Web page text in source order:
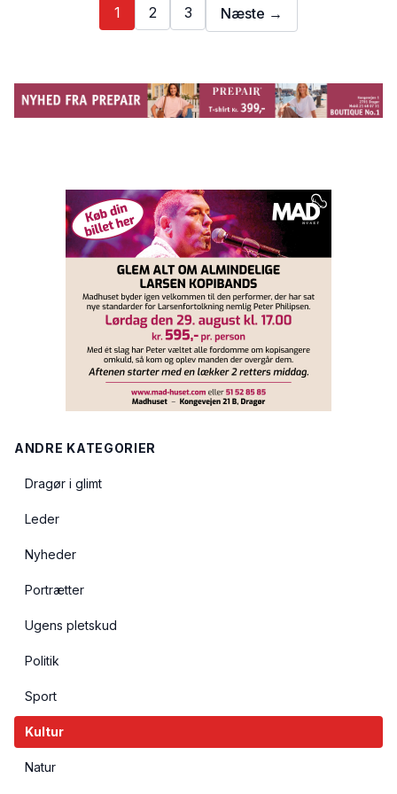
1 2 3 Næste →
ANDRE KATEGORIER
Dragør i glimt
Leder
Nyheder
Portrætter
Ugens pletskud
Politik
Sport
Kultur
Natur